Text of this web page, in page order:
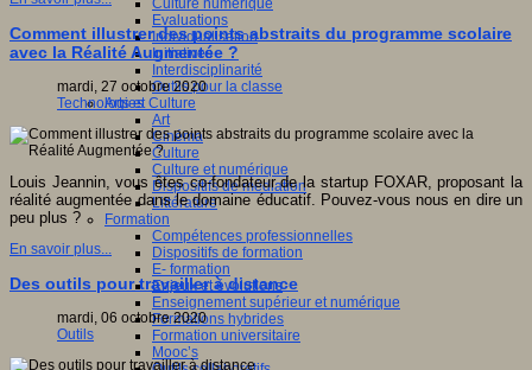
Culture numérique
Evaluations
Individualisation
Initiatives
Interdisciplinarité
Outils pour la classe
Arts et Culture
Art
Cinéma
Culture
Culture et numérique
Dispositifs de médiation
Littérature
Formation
Compétences professionnelles
Dispositifs de formation
E- formation
Enjeux et évolutions
Enseignement supérieur et numérique
Formations hybrides
Formation universitaire
Mooc’s
Comment illustrer des points abstraits du programme scolaire
avec la Réalité Augmentée ?
mardi, 27 octobre 2020
Technologies
Louis Jeannin, vous êtes co-fondateur de la startup FOXAR, proposant la
réalité augmentée dans le domaine éducatif. Pouvez-vous nous en dire un
peu plus ?
En savoir plus...
Des outils pour travailler à distance
mardi, 06 octobre 2020
Outils